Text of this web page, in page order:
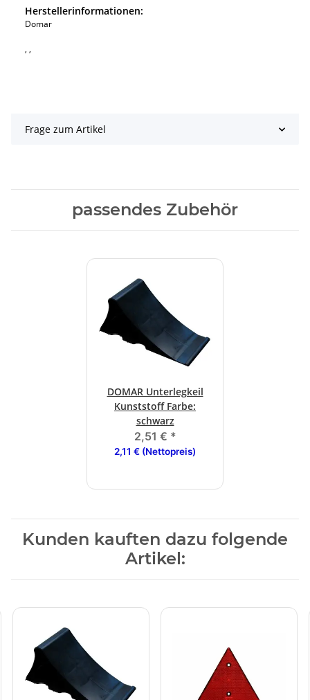
Herstellerinformationen:
Domar
, ,
Frage zum Artikel
passendes Zubehör
DOMAR Unterlegkeil
Kunststoff Farbe:
schwarz
2,51 € *
2,11 € (Nettopreis)
Kunden kauften dazu folgende
Artikel: